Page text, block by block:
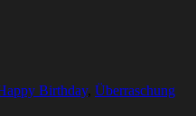
Birthday, Überraschung